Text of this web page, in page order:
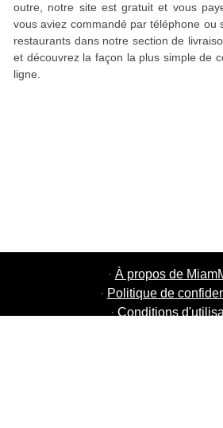
outre, notre site est gratuit et vous
vous aviez commandé par téléphone ou
restaurants dans notre section de
et découvrez la façon la plus simple de
ligne.
· À propos de
· Politique de
· Conditions